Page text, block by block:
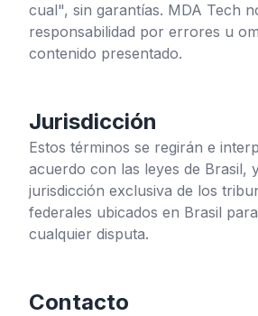
cual", sin garantías. MDA Tech
responsabilidad por errores u
contenido presentado.
Jurisdicción
Estos términos se regirán e
acuerdo con las leyes de Brasil,
jurisdicción exclusiva de los
federales ubicados en Brasil
cualquier disputa.
Contacto